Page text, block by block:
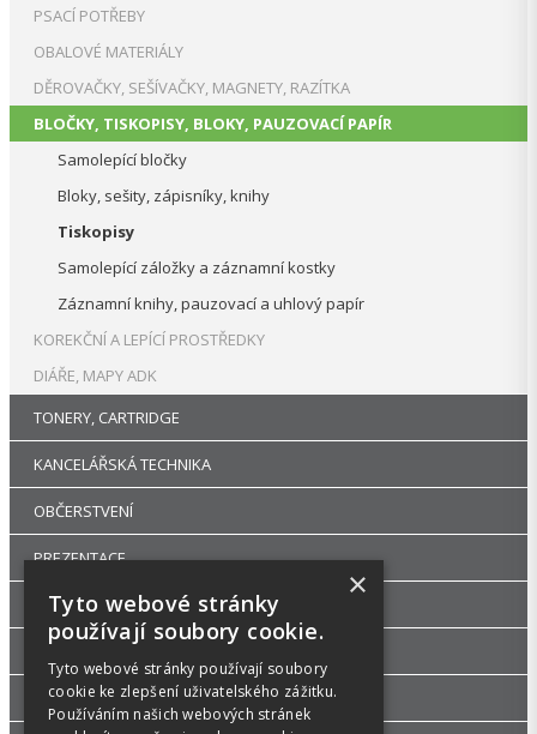
PSACÍ POTŘEBY
OBALOVÉ MATERIÁLY
DĚROVAČKY, SEŠÍVAČKY, MAGNETY, RAZÍTKA
BLOČKY, TISKOPISY, BLOKY, PAUZOVACÍ PAPÍR
Samolepící bločky
Bloky, sešity, zápisníky, knihy
Tiskopisy
Samolepící záložky a záznamní kostky
Záznamní knihy, pauzovací a uhlový papír
KOREKČNÍ A LEPÍCÍ PROSTŘEDKY
DIÁŘE, MAPY ADK
TONERY, CARTRIDGE
KANCELÁŘSKÁ TECHNIKA
OBČERSTVENÍ
PREZENTACE
DROGERIE
KANCELÁŘSKÝ NÁBYTEK
ŠKOLA, VÝTVARNÉ POTŘEBY
×
Tyto webové stránky
používají soubory cookie.
Tyto webové stránky používají soubory
cookie ke zlepšení uživatelského zážitku.
Používáním našich webových stránek